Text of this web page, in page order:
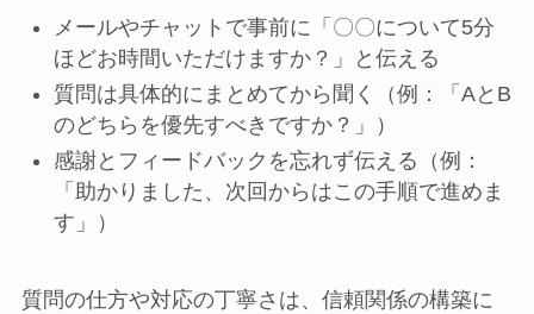
メールやチャットで事前に「〇〇について5分
ほどお時間いただけますか？」と伝える
質問は具体的にまとめてから聞く（例：「AとB
のどちらを優先すべきですか？」）
感謝とフィードバックを忘れず伝える（例：
「助かりました、次回からはこの手順で進めま
す」）
質問の仕方や対応の丁寧さは、信頼関係の構築に